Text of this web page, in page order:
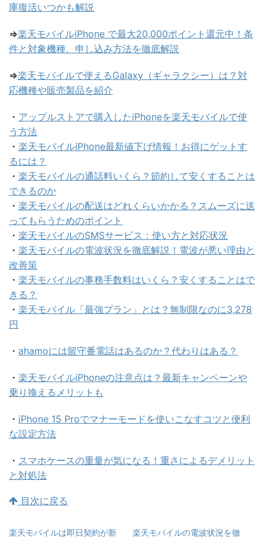
庫復活いつかも解説
⇒楽天モバイルiPhone で最大20,000ポイント還元中！条
件と対象機種、申し込み方法を徹底解説
⇒楽天モバイルで使えるGalaxy（ギャラクシー）は？対
応機種や販売製品を紹介
・ アップルストアで購入したiPhoneを楽天モバイルで使
う方法
・ 楽天モバイルiPhone最新値下げ情報！お得にゲットす
るには？
・ 楽天モバイルの通話料いくら？節約して安くすることは
できるのか
・ 楽天モバイルの配送はどれくらいかかる？スムーズに送
ってもらうためのポイント
・ 楽天モバイルのSMSサービス：使い方と対応状況
・ 楽天モバイルの電波状況を徹底解説！電波が悪い理由と
改善策
・ 楽天モバイルの事務手数料はいくら？安くすることはで
きる？
・ 楽天モバイル「最強プラン」とは？無制限なのに3,278
円
・ ahamoには留守番電話はあるのか？代わりはある？
・ 楽天モバイルiPhoneの注意点は？最新キャンペーンや
乗り換えるメリットも
・ iPhone 15 Proでマナーモードを使いこなすコツと便利
な設定方法
・ スマホケースの重量が気になる！重さによるデメリット
と対処法
目次に戻る
楽天モバイルは即日契約が新
楽天モバイルの電波状況を徹